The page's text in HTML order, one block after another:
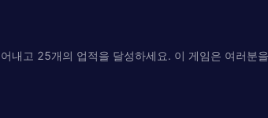
내고 25개의 업적을 달성하세요. 이 게임은 여러분